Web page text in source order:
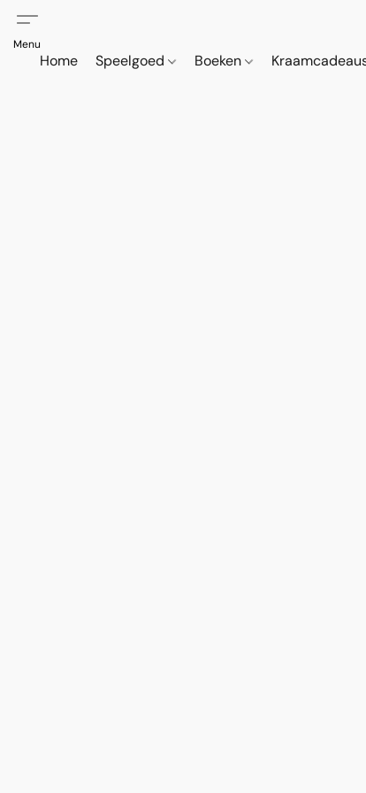
Home Speelgoed Boeken